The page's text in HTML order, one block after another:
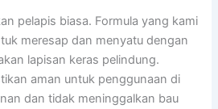
pelapis biasa. Formula yang kami
meresap dan menyatu dengan
lapisan keras pelindung.
aman untuk penggunaan di
dan tidak meninggalkan bau